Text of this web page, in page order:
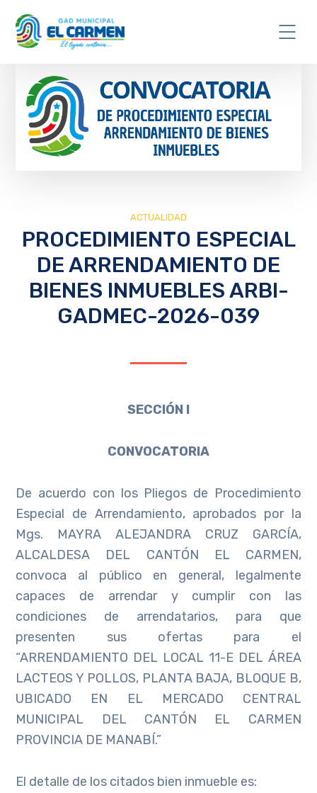
ACTUALIDAD
PROCEDIMIENTO ESPECIAL
DE ARRENDAMIENTO DE
BIENES INMUEBLES ARBI-
GADMEC-2026-039
SECCIÓN I
CONVOCATORIA
De acuerdo con los Pliegos de Procedimiento
Especial de Arrendamiento, aprobados por la
Mgs. MAYRA ALEJANDRA CRUZ GARCÍA,
ALCALDESA DEL CANTÓN EL CARMEN,
convoca al público en general, legalmente
capaces de arrendar y cumplir con las
condiciones de arrendatarios, para que
presenten sus ofertas para el
“ARRENDAMIENTO DEL LOCAL 11-E DEL ÁREA
LACTEOS Y POLLOS, PLANTA BAJA, BLOQUE B,
UBICADO EN EL MERCADO CENTRAL
MUNICIPAL DEL CANTÓN EL CARMEN
PROVINCIA DE MANABÍ.”
El detalle de los citados bien inmueble es: